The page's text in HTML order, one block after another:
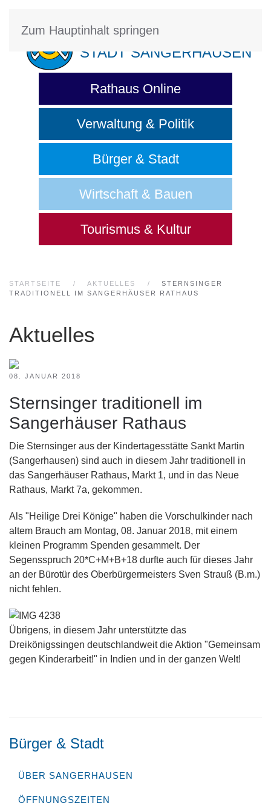
Zum Hauptinhalt springen
STADT SANGERHAUSEN
Rathaus Online
Verwaltung & Politik
Bürger & Stadt
Wirtschaft & Bauen
Tourismus & Kultur
STARTSEITE AKTUELLES
STERNSINGER
TRADITIONELL IM SANGERHÄUSER RATHAUS
Aktuelles
08. JANUAR 2018
Sternsinger traditionell im
Sangerhäuser Rathaus
Die Sternsinger aus der Kindertagesstätte Sankt Martin
(Sangerhausen) sind auch in diesem Jahr traditionell in
das Sangerhäuser Rathaus, Markt 1, und in das Neue
Rathaus, Markt 7a, gekommen.
Als "Heilige Drei Könige" haben die Vorschulkinder nach
altem Brauch am Montag, 08. Januar 2018, mit einem
kleinen Programm Spenden gesammelt. Der
Segensspruch 20*C+M+B+18 durfte auch für dieses Jahr
an der Bürotür des Oberbürgermeisters Sven Strauß (B.m.)
nicht fehlen.
Übrigens, in diesem Jahr unterstützte das
Dreikönigssingen deutschlandweit die Aktion "Gemeinsam
gegen Kinderarbeit!" in Indien und in der ganzen Welt!
Bürger & Stadt
ÜBER SANGERHAUSEN
ÖFFNUNGSZEITEN